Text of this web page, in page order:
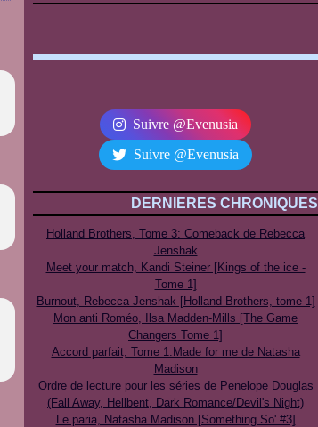
Suivre @Evenusia
Suivre @Evenusia
DERNIERES CHRONIQUES
Holland Brothers, Tome 3: Comeback de Rebecca
Jenshak
Meet your match, Kandi Steiner [Kings of the ice -
Tome 1]
Burnout, Rebecca Jenshak [Holland Brothers, tome 1]
Mon anti Roméo, Ilsa Madden-Mills [The Game
Changers Tome 1]
Accord parfait, Tome 1:Made for me de Natasha
Madison
Ordre de lecture pour les séries de Penelope Douglas
(Fall Away, Hellbent, Dark Romance/Devil's Night)
Le paria, Natasha Madison [Something So' #3]